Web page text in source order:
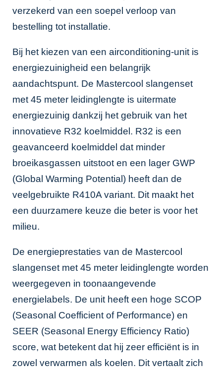
verzekerd van een soepel verloop van
bestelling tot installatie.
Bij het kiezen van een airconditioning-unit is
energiezuinigheid een belangrijk
aandachtspunt. De Mastercool slangenset
met 45 meter leidinglengte is uitermate
energiezuinig dankzij het gebruik van het
innovatieve R32 koelmiddel. R32 is een
geavanceerd koelmiddel dat minder
broeikasgassen uitstoot en een lager GWP
(Global Warming Potential) heeft dan de
veelgebruikte R410A variant. Dit maakt het
een duurzamere keuze die beter is voor het
milieu.
De energieprestaties van de Mastercool
slangenset met 45 meter leidinglengte worden
weergegeven in toonaangevende
energielabels. De unit heeft een hoge SCOP
(Seasonal Coefficient of Performance) en
SEER (Seasonal Energy Efficiency Ratio)
score, wat betekent dat hij zeer efficiënt is in
zowel verwarmen als koelen. Dit vertaalt zich